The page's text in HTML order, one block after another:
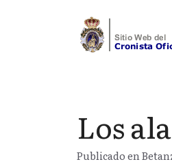
Los
Publicado en